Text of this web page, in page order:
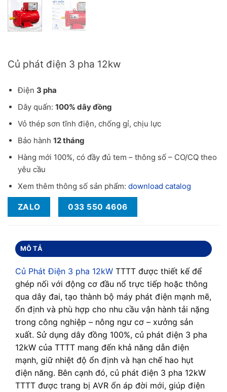
Củ phát điện 3 pha 12kw
Điện 3 pha
Dây quấn: 100% dây đồng
Vỏ thép sơn tĩnh điện, chống gỉ, chịu lực
Bảo hành 12 tháng
Hàng mới 100%, có đầy đủ tem – thông số – CO/CQ theo
yêu cầu
Xem thêm thông số sản phẩm: download catalog
ZALO 033 550 4606
MÔ TẢ
Củ Phát Điện 3 pha 12kW TTTT được thiết kế để
ghép nối với động cơ đầu nổ trực tiếp hoặc thông
qua dây đai, tạo thành bộ máy phát điện mạnh mẽ,
ổn định và phù hợp cho nhu cầu vận hành tải nặng
trong công nghiệp – nông ngư cơ – xưởng sản
xuất. Sử dụng dây đồng 100%, củ phát điện 3 pha
12kW của TTTT mang đến khả năng dẫn điện
mạnh, giữ nhiệt độ ổn định và hạn chế hao hụt
điện năng. Bên cạnh đó, củ phát điện 3 pha 12kW
TTTT được trang bị AVR ổn áp đời mới, giúp điện